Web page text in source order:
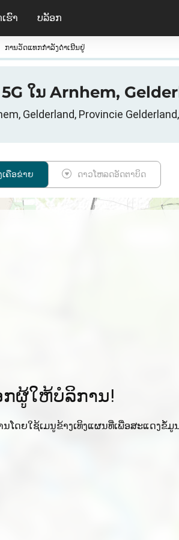
ຮົາ ບລັອກ
ການວັດແທກກໍາລັງດໍາເນີນຢູ່
ໃນ Arnhem,
Gelderland, Provincie
ຄືອຂ່າຍ ດາວໂຫລດອັດຕາບິດ
ກຜູ້ໃຫ້ບໍລິການ!
ໂດຍໃຊ້ເມນູຂ້າງເທິງແຜນທີ່ເພື່ອສະແດງຂໍ້ມູ